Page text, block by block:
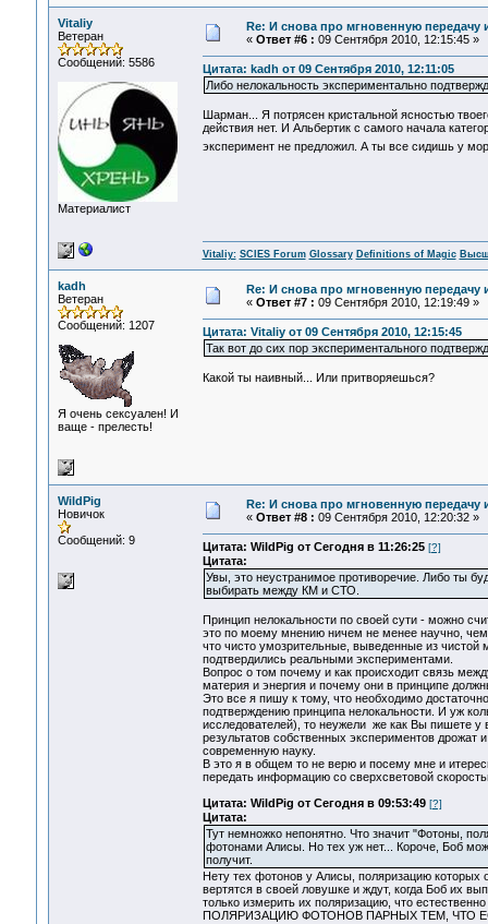
Vitaliy
Ветеран
Сообщений: 5586
Материалист
Re: И снова про мгновенную
« Ответ #6 : 09 Сентября 2010, 12:15:45 »
Цитата: kadh от 09 Сентября 2010, 12:11:05
Либо нелокальность экспериментально
Шарман... Я потрясен кристальной ясностью
действия нет. И Альбертик с самого начала
эксперимент не предложил. А ты все сидишь у
Vitaliy: SCIES Forum Glossary Definitions of Magic
kadh
Ветеран
Сообщений: 1207
Я очень сексуален! И
ваще - прелесть!
Re: И снова про мгновенную
« Ответ #7 : 09 Сентября 2010, 12:19:49 »
Цитата: Vitaliy от 09 Сентября 2010, 12:15:45
Так вот до сих пор экспериментального
Какой ты наивный... Или притворяешься?
WildPig
Новичок
Сообщений: 9
Re: И снова про мгновенную
« Ответ #8 : 09 Сентября 2010, 12:20:32 »
Цитата: WildPig от Сегодня в 11:26:25 [?]
Цитата:
Увы, это неустранимое противоречие. Либо ты
выбирать между КМ и СТО.
Принцип нелокальности по своей сути - можно
это по моему мнению ничем не менее научно,
что чисто умозрительные, выведенные из
подтвердились реальными экспериментами.
Вопрос о том почему и как происходит связь
материя и энергия и почему они в принципе
Это все я пишу к тому, что необходимо
подтверждению принципа нелокальности. И уж
исследователей), то неужели же как Вы пишете
результатов собственных экспериментов дрожат
современную науку.
В это я в общем то не верю и посему мне и
передать информацию со сверхсветовой
Цитата: WildPig от Сегодня в 09:53:49 [?]
Цитата:
Тут немножко непонятно. Что значит "Фотоны,
фотонами Алисы. Но тех уж нет... Короче, Боб
получит.
Нету тех фотонов у Алисы, поляризацию
вертятся в своей ловушке и ждут, когда Боб их
только измерить их поляризацию, что
ПОЛЯРИЗАЦИЮ ФОТОНОВ ПАРНЫХ ТЕМ, ЧТО